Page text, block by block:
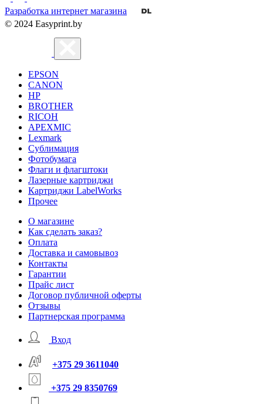
Разработка интернет магазина
© 2024 Easyprint.by
EPSON
CANON
HP
BROTHER
RICOH
APEXMIC
Lexmark
Сублимация
Фотобумага
Флаги и флагштоки
Лазерные картриджи
Картриджи LabelWorks
Прочее
О магазине
Как сделать заказ?
Оплата
Доставка и самовывоз
Контакты
Гарантии
Прайс лист
Договор публичной оферты
Отзывы
Партнерская программа
Вход
+375 29 3611040
+375 29 8350769